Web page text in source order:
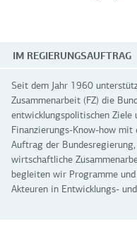
IM REGIERUNGSAUFTRAG
Seit dem Jahr 1960
Zusammenarbeit (FZ) die
entwicklungspolitischen Ziele
Finanzierungs-Know-how
Auftrag der
wirtschaftliche
begleiten wir Programme
Akteuren in Entwicklungs-